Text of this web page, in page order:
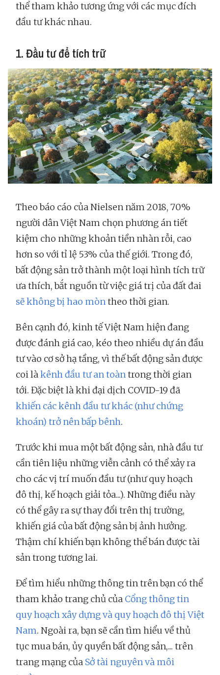
thể tham khảo tương ứng với các mục đích
đầu tư khác nhau.
1. Đầu tư để tích trữ
Theo báo cáo của Nielsen năm 2018, 70%
người dân Việt Nam chọn phương án tiết
kiệm cho những khoản tiền nhàn rỗi, cao
hơn so với tỉ lệ 53% của thế giới. Trong đó,
bất động sản trở thành một loại hình tích trữ
ưa thích, bắt nguồn từ việc giá trị của đất đai
sẽ không bị hao mòntheo thời gian.
Bên cạnh đó, kinh tế Việt Nam hiện đang
được đánh giá cao, kéo theo nhiều dự án đầu
tư vào cơ sở hạ tầng, vì thế bất động sản được
coi làkênh đầu tư an toàntrong thời gian
tới. Đặc biệt là khi đại dịch COVID-19 đã
khiến các kênh đầu tư khác (như chứng
khoán) trở nên bấp bênh.
Trước khi mua một bất động sản, nhà đầu tư
cần tiên liệu những viễn cảnh có thể xảy ra
cho các vị trí muốn đầu tư (như quy hoạch
đô thị, kế hoạch giải tỏa...). Những điều này
có thể gây ra sự thay đổi trên thị trường,
khiến giá của bất động sản bị ảnh hưởng.
Thậm chí khiến bạn không thể bán được tài
sản trong tương lai.
Để tìm hiểu những thông tin trên bạn có thể
tham khảo trang chủ của Cổng thông tin
quy hoạch xây dựng và quy hoạch đô thị Việt
Nam. Ngoài ra, bạn sẽ cần tìm hiểu về thủ
tục mua bán, ủy quyền bất động sản,... trên
trang mạng của Sở tài nguyên và môi